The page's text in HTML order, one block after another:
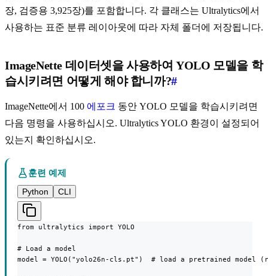
장, 검증용 3,925장)를 포함합니다. 각 클래스는 Ultralytics에서
사용하는 표준 분류 레이아웃에 따라 자체 폴더에 저장됩니다.
ImageNette 데이터셋을 사용하여 YOLO 모델을 학
습시키려면 어떻게 해야 합니까?#
ImageNette에서 100 에포크 동안 YOLO 모델을 학습시키려면
다음 명령을 사용하십시오. Ultralytics YOLO 환경이 설정되어
있는지 확인하십시오.
훈련 예제
Python
CLI
from ultralytics import YOLO
# Load a model
model = YOLO("yolo26n-cls.pt")  # load a pretrained model